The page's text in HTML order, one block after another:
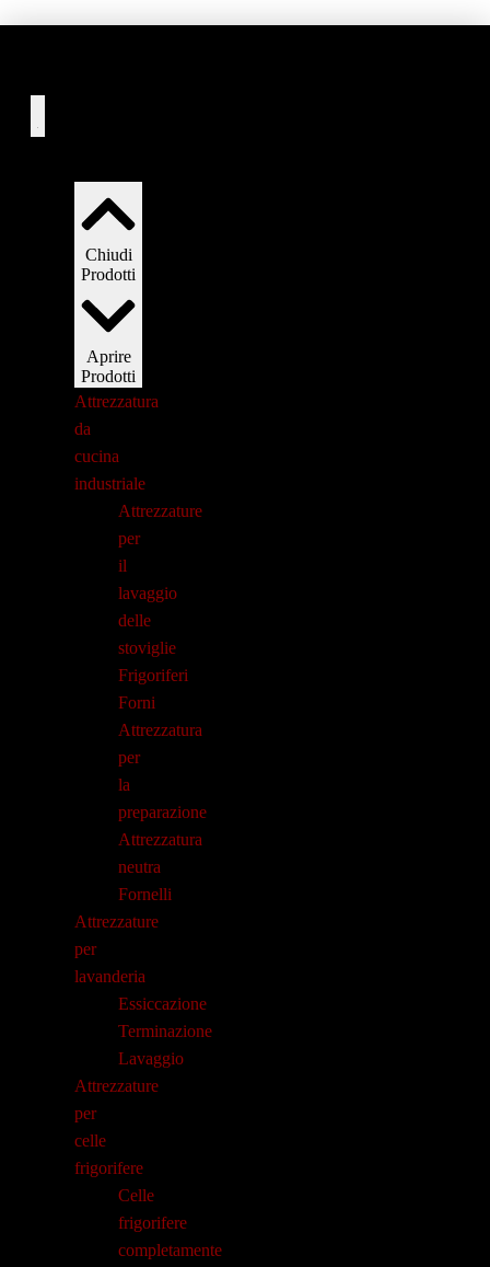
Chiudi
Prodotti
Aprire
Prodotti
Attrezzatura
da
cucina
industriale
Attrezzature
per
il
lavaggio
delle
stoviglie
Frigoriferi
Forni
Attrezzatura
per
la
preparazione
Attrezzatura
neutra
Fornelli
Attrezzature
per
lavanderia
Essiccazione
Terminazione
Lavaggio
Attrezzature
per
celle
frigorifere
Celle
frigorifere
completamente